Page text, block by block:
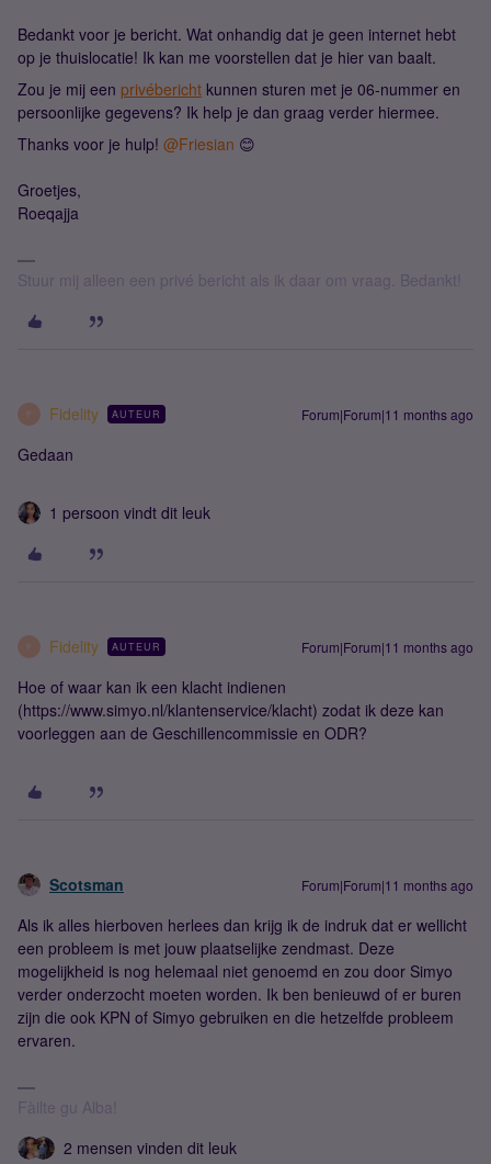
Bedankt voor je bericht. Wat onhandig dat je geen internet hebt
op je thuislocatie! Ik kan me voorstellen dat je hier van baalt.
Zou je mij een privébericht kunnen sturen met je 06-nummer en
persoonlijke gegevens? Ik help je dan graag verder hiermee.
Thanks voor je hulp! ​ @Friesian 😊
Groetjes,
Roeqajja
Stuur mij alleen een privé bericht als ik daar om vraag. Bedankt!
F Fidelity AUTEUR Forum|Forum|11 months ago
Gedaan
1 persoon vindt dit leuk
F Fidelity AUTEUR Forum|Forum|11 months ago
Hoe of waar kan ik een klacht indienen
(https://www.simyo.nl/klantenservice/klacht) zodat ik deze kan
voorleggen aan de Geschillencommissie en ODR?
Scotsman Forum|Forum|11 months ago
Als ik alles hierboven herlees dan krijg ik de indruk dat er wellicht
een probleem is met jouw plaatselijke zendmast. Deze
mogelijkheid is nog helemaal niet genoemd en zou door Simyo
verder onderzocht moeten worden. Ik ben benieuwd of er buren
zijn die ook KPN of Simyo gebruiken en die hetzelfde probleem
ervaren.
Fàilte gu Alba!
2 mensen vinden dit leuk